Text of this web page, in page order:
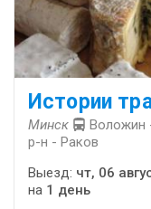
Истории
Минск
Воложин
р-н - Раков
Выезд: чт, 06
на 1 день